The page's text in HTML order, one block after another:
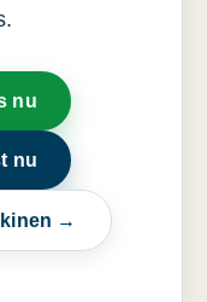
nu
nu
→